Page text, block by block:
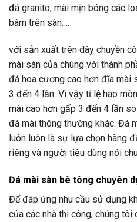
đá granito, mài mịn bóng các
bám trên sàn….
với sản xuất trên dây chuyền
mài sàn của chúng với thành
đá hoa cương cao hơn đĩa mài
3 đến 4 lần. Vì vậy tỉ lệ hao
mài cao hơn gấp 3 đến 4 lần
đá mài thông thường khác. Đá
luôn luôn là sự lựa chọn hàng
riêng và người tiêu dùng nói
Đá mài sàn bê tông chuyên
Để đáp ứng nhu cầu sử dụng
của các nhà thi công, chúng